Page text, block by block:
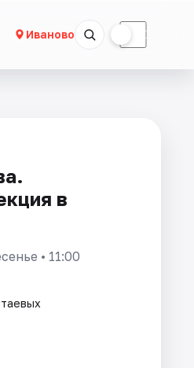
Иваново ☾
в
• 11:00